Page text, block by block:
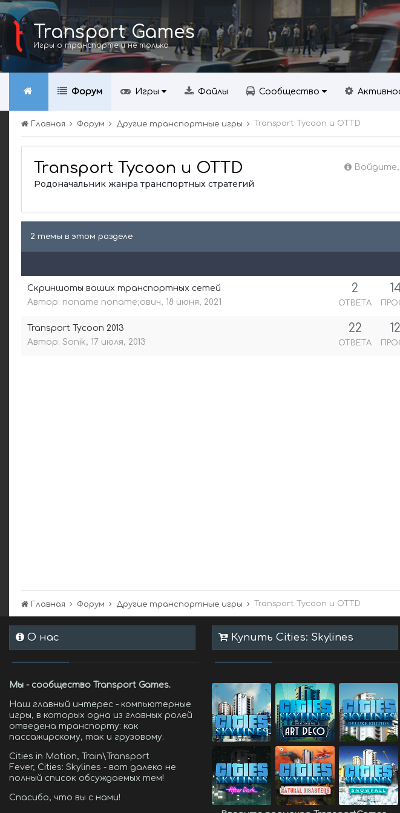
Transport Games
Игры о транспорте и не только
Форум Игры Файлы Сообщество
Главная Форум Другие транспортные игры Transport Tycoon и OTTD
Transport Tycoon и OTTD
Родоначальник жанра транспортных стратегий
2 темы в этом разделе
Скриншоты ваших транспортных сетей
Автор: noname noname;ович, 18 июня, 2021
2
ОТВЕТА
Transport Tycoon 2013
Автор: Sonik, 17 июля, 2013
22
ОТВЕТА
Главная Форум Другие транспортные игры Transport Tycoon и OTTD
О нас
Мы - сообщество Transport Games.
Наш главный интерес - компьютерные
игры, в которых одна из главных ролей
отведена транспорту: как
пассажирскому, так и грузовому.
Cities in Motion, Train\Transport
Fever, Cities: Skylines - вот далеко не
полный список обсуждаемых тем!
Спасибо, что вы с нами!
Купить Cities: Skylines